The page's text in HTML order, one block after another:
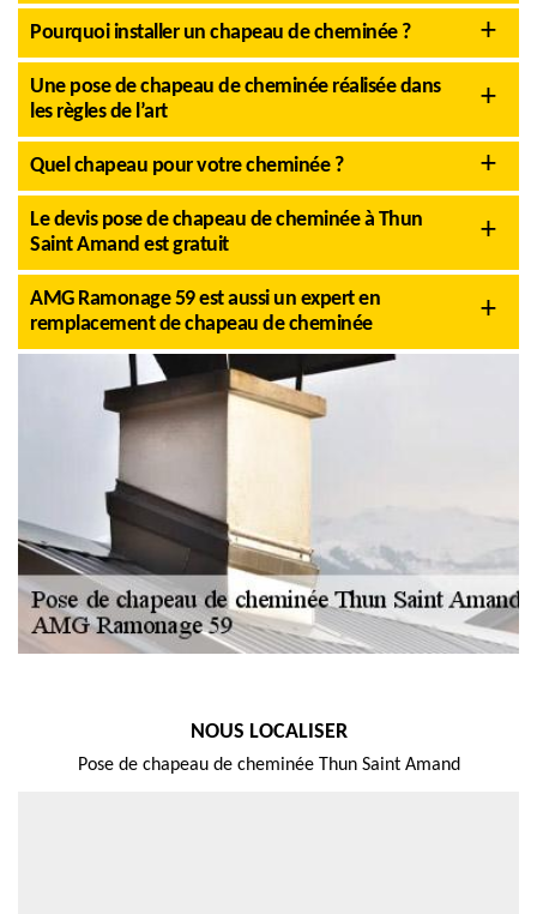
Pourquoi installer un chapeau de cheminée ?
Une pose de chapeau de cheminée réalisée dans
les règles de l’art
Quel chapeau pour votre cheminée ?
Le devis pose de chapeau de cheminée à Thun
Saint Amand est gratuit
AMG Ramonage 59 est aussi un expert en
remplacement de chapeau de cheminée
NOUS LOCALISER
Pose de chapeau de cheminée Thun Saint Amand